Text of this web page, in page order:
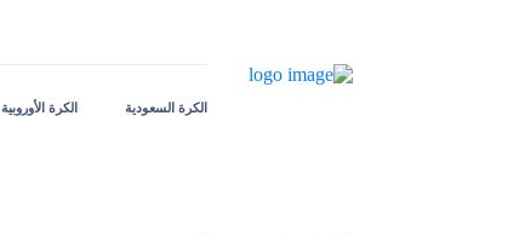
الكرة السعودية الكرة الأوروبية